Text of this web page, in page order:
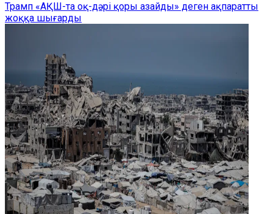
Трамп «АҚШ-та оқ-дәрі қоры азайды» деген ақпаратты
жоққа шығарды